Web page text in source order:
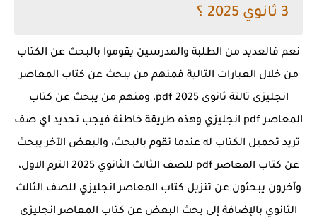
3 ثانوي 2025 ؟
نعم فالعديد من الطلبة والمدرسين يقوموا بالبحث عن الكتاب
من خلال العبارات التالية فمنهم من يبحث عن كتاب المعاصر
انجليزى تالتة ثانوى 2025 pdf، ومنهم من يبحث عن كتاب
المعاصر pdf انجليزي وهذه طريقة خاطئة فيجب تحديد اي صف
تريد تحميل الكتاب له عندما تقوم بالبحث، والبعض الآخر يبحث
عن كتاب المعاصر pdf للصف الثالث الثانوي 2025 الترم الاول،
وآخرون يبحثون عن تنزيل كتاب المعاصر انجليزي للصف الثالث
الثانوي بالإضافة إلى بحث البعض عن كتاب المعاصر انجليزى